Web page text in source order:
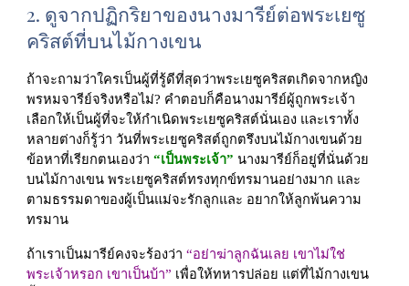
2. ดูจากปฏิกริยาของนางมารีย์ต่อพระเยซู
คริสต์ที่บนไม้กางเขน
ถ้าจะถามว่าใครเป็นผู้ที่รู้ดีที่สุดว่าพระเยซูคริสตเกิดจากหญิง
พรหมจารีย์จริงหรือไม่? คำตอบก็คือนางมารีย์ผู้ถูกพระเจ้า
เลือกให้เป็นผู้ที่จะให้กำเนิดพระเยซูคริสต์นั่นเอง และเราทั้ง
หลายต่างก็รู้ว่า วันที่พระเยซูคริสต์ถูกตรึงบนไม้กางเขนด้วย
ข้อหาที่เรียกตนเองว่า “เป็นพระเจ้า” นางมารีย์ก็อยู่ที่นั่นด้วย
บนไม้กางเขน พระเยซูคริสต์ทรงทุกข์ทรมานอย่างมาก และ
ตามธรรมดาของผู้เป็นแม่จะรักลูกและ อยากให้ลูกพ้นความ
ทรมาน
ถ้าเราเป็นมารีย์คงจะร้องว่า “อย่าฆ่าลูกฉันเลย เขาไม่ใช่
พระเจ้าหรอก เขาเป็นบ้า” เพื่อให้ทหารปล่อย แต่ที่ไม้กางเขน